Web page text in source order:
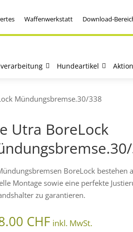
Waffenwerkstatt Download-
Hundeartikel
Mündungsbremse.30/338
Utra BoreLock
BoreLock bestehen
Montage sowie eine perfekte
zu garantieren.
CHF inkl. MwSt.